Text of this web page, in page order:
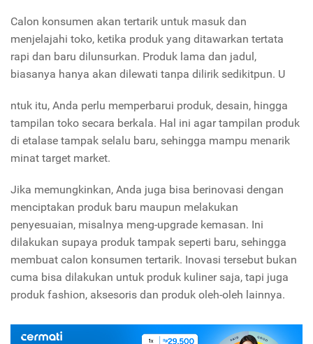
Calon konsumen akan tertarik untuk masuk dan
menjelajahi toko, ketika produk yang ditawarkan tertata
rapi dan baru dilunsurkan. Produk lama dan jadul,
biasanya hanya akan dilewati tanpa dilirik sedikitpun. U
ntuk itu, Anda perlu memperbarui produk, desain, hingga
tampilan toko secara berkala. Hal ini agar tampilan produk
di etalase tampak selalu baru, sehingga mampu menarik
minat target market.
Jika memungkinkan, Anda juga bisa berinovasi dengan
menciptakan produk baru maupun melakukan
penyesuaian, misalnya meng-upgrade kemasan. Ini
dilakukan supaya produk tampak seperti baru, sehingga
membuat calon konsumen tertarik. Inovasi tersebut bukan
cuma bisa dilakukan untuk produk kuliner saja, tapi juga
produk fashion, aksesoris dan produk oleh-oleh lainnya.